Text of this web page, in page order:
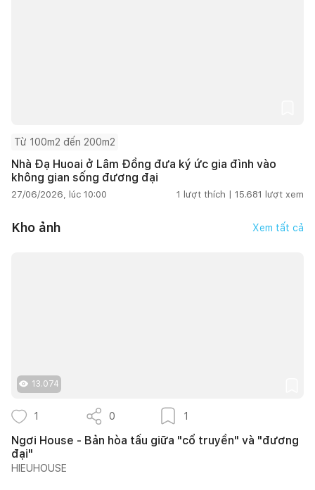
Từ 100m2 đến 200m2
Nhà Đạ Huoai ở Lâm Đồng đưa ký ức gia đình vào
không gian sống đương đại
27/06/2026, lúc 10:00 1 lượt thích | 15.681 lượt xem
Kho ảnh Xem tất cả
13.074
1 0 1
Ngơi House - Bản hòa tấu giữa "cổ truyền" và "đương
đại"
HIEUHOUSE